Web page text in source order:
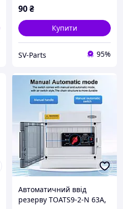
90₴
Купити
SV-Parts 95%
Автоматичний ввід
резерву TOATS9-2-N 63A,